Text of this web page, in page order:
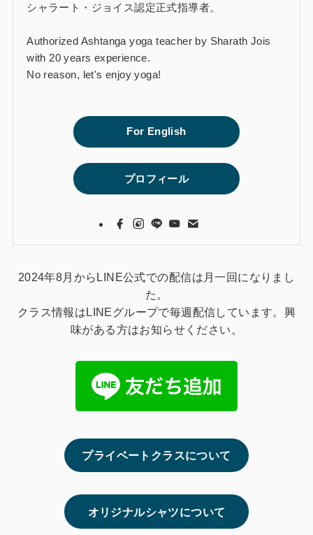
シャラート・ジョイス認定正式指導者。
Authorized Ashtanga yoga teacher by Sharath Jois
with 20 years experience.
No reason, let's enjoy yoga!
For English
プロフィール
2024年8月からLINE公式での配信は月一回になりまし
た。
クラス情報はLINEグループで毎週配信しています。興
味がある方はお知らせください。
プライベートクラスについて
オリジナルシャツについて